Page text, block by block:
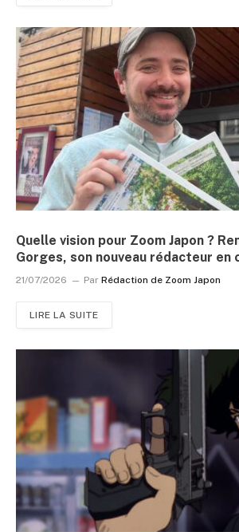
Quelle vision pour Zoom Japon ?
Gorges, son nouveau rédacteur en
21/07/2026 Par Rédaction de Zoom Japon
LIRE LA SUITE